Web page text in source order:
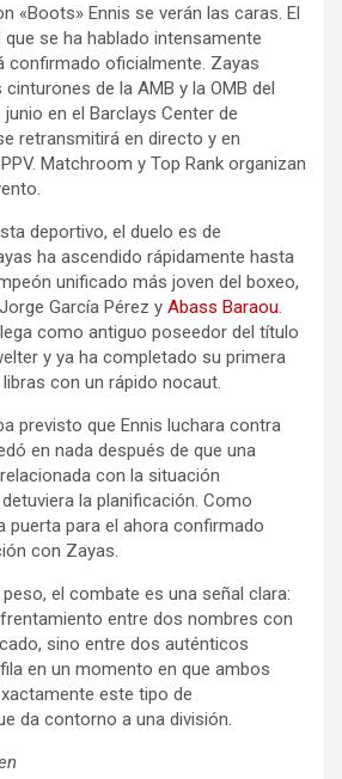
«Boots» Ennis se verán las caras. El
se ha hablado intensamente
confirmado oficialmente. Zayas
de la AMB y la OMB del
en el Barclays Center de
retransmitirá en directo y en
Matchroom y Top Rank organizan
deportivo, el duelo es de
ha ascendido rápidamente hasta
unificado más joven del boxeo,
García Pérez y Abass Baraou.
como antiguo poseedor del título
y ya ha completado su primera
con un rápido nocaut.
previsto que Ennis luchara contra
en nada después de que una
con la situación
la planificación. Como
puerta para el ahora confirmado
con Zayas.
el combate es una señal clara:
entre dos nombres con
sino entre dos auténticos
en un momento en que ambos
este tipo de
da contorno a una división.